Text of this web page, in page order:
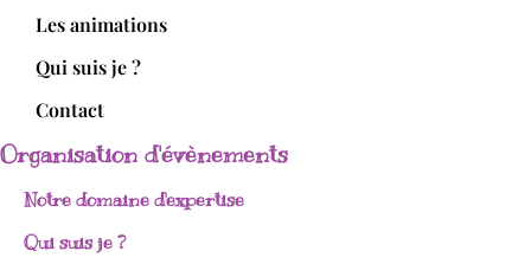
Les animations
Qui suis je ?
Contact
Organisation d'évènements
Notre domaine d'expertise
Qui suis je ?